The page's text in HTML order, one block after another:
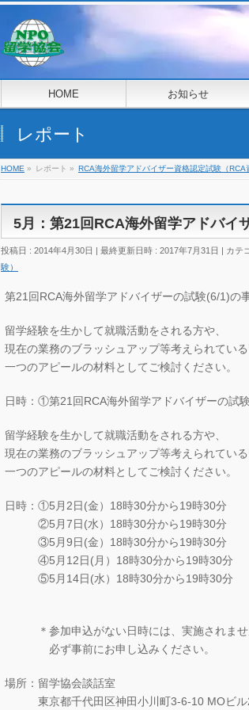
HOME お知らせ
レポート
HOME » レポート » RCA海外留学アドバイザー資格認定試験（RCA
5月：第21回RCA海外留学アドバイ
投稿日 : 2014年4月30日 最終更新日時 : 2017年7月31日 カテ
験）
第21回RCA海外留学アドバイザーの試験(6/1)の
留学経験を生かして就職活動をされる方や、
現在の業務のブラッシュアップ等考えられている
一つのアピールの材料としてご検討ください。
日時：①第21回RCA海外留学アドバイザーの試
留学経験を生かして就職活動をされる方や、
現在の業務のブラッシュアップ等考えられている
一つのアピールの材料としてご検討ください。
日時：①5月2日(金）18時30分から19時30分
②5月7日(水）18時30分から19時30分
③5月9日(金）18時30分から19時30分
④5月12日(月）18時30分から19時30分
⑤5月14日(水）18時30分から19時30分
＊参加申込がない日時には、実施されませ
必ず事前にお申し込みください。
場所：留学協会談話室
東京都千代田区神田小川町3-6-10 MOビル